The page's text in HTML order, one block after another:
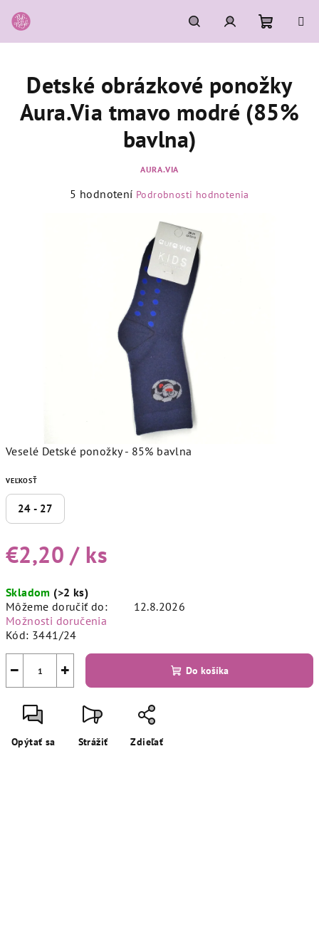
na
obsah
HľadaťPrihlásenie
košík
Veselé Detské ponožky - 85% bavlna
VEĽKOSŤ
24 - 27
€2,20/ ks
cena:
Skladom (>2 ks)
Môžeme doručiť do:
12.8.2026
Možnosti doručenia
Kód: 3441/24
+
− Do košíka
Opýtať sa Strážiť Zdieľať
Detské obrázkové ponožky
Aura.Via tmavo modré (85%
bavlna)
AURA.VIA
Priemerné
5 hodnotení Podrobnosti hodnotenia